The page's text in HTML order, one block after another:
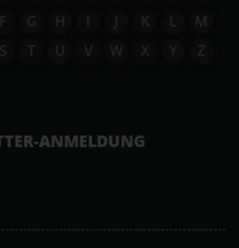
F G H I J K L
M
S T U V W X Y Z
ANMELDUNG